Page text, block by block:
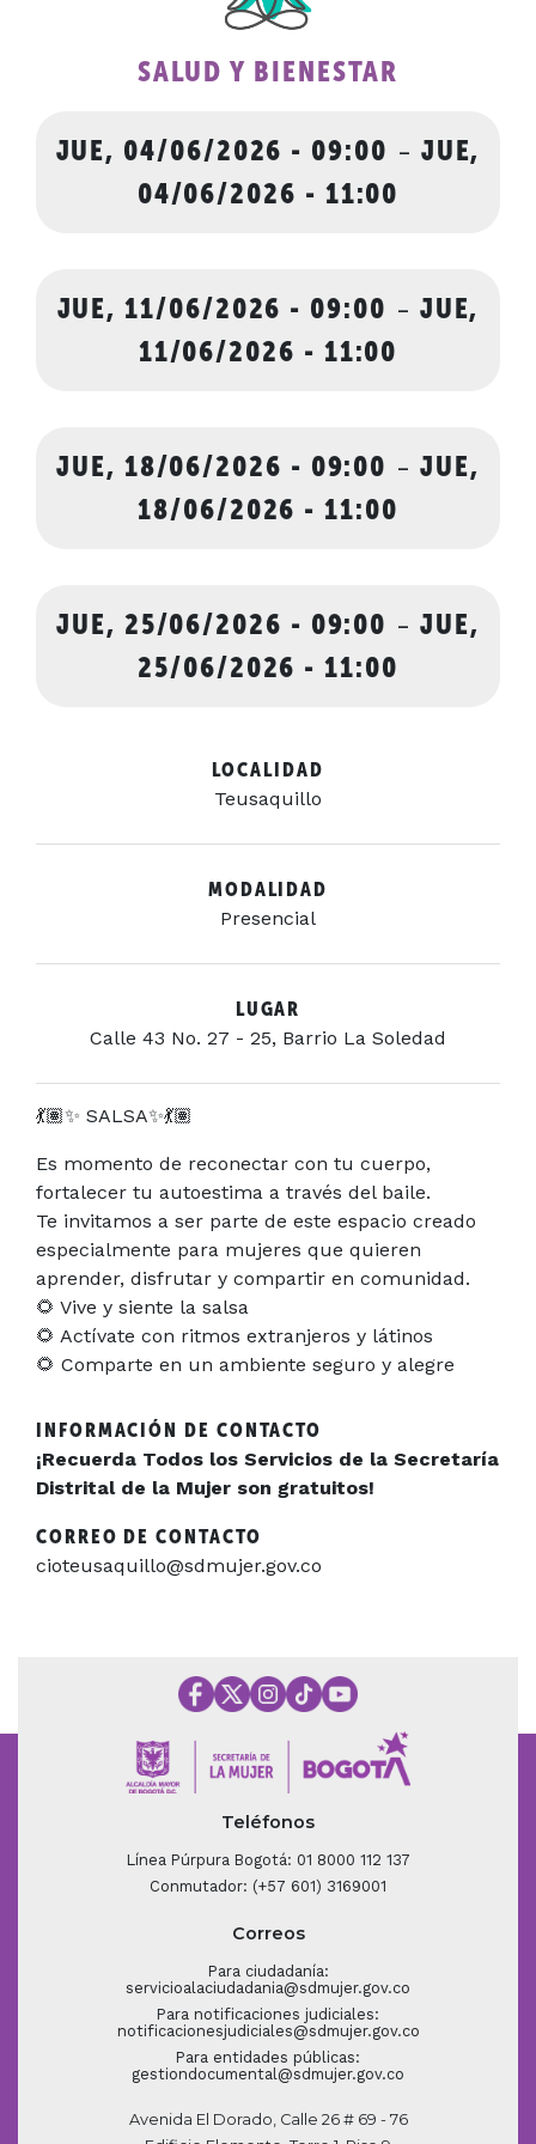
SALUD Y BIENESTAR
JUE, 04/06/2026 - 09:00 - JUE,
04/06/2026 - 11:00
JUE, 11/06/2026 - 09:00 - JUE,
11/06/2026 - 11:00
JUE, 18/06/2026 - 09:00 -JUE,
18/06/2026 - 11:00
JUE, 25/06/2026 - 09:00 -JUE,
25/06/2026 - 11:00
LOCALIDAD
Teusaquillo
MODALIDAD
Presencial
LUGAR
Calle 43 No. 27 - 25, Barrio La Soledad
💃🏽✨ SALSA✨💃🏽
Es momento de reconectar con tu cuerpo,
fortalecer tu autoestima a través del baile.
Te invitamos a ser parte de este espacio creado
especialmente para mujeres que quieren
aprender, disfrutar y compartir en comunidad.
🌻 Vive y siente la salsa
🌻 Actívate con ritmos extranjeros y látinos
🌻 Comparte en un ambiente seguro y alegre
INFORMACIÓN DE CONTACTO
¡Recuerda Todos los Servicios de la Secretaría
Distrital de la Mujer son gratuitos!
CORREO DE CONTACTO
cioteusaquillo@sdmujer.gov.co
Teléfonos
Línea Púrpura Bogotá: 01 8000 112 137
Conmutador: (+57 601) 3169001
Correos
Para ciudadanía:
servicioalaciudadania@sdmujer.gov.co
Para notificaciones judiciales:
notificacionesjudiciales@sdmujer.gov.co
Para entidades públicas:
gestiondocumental@sdmujer.gov.co
Avenida El Dorado, Calle 26 # 69 - 76